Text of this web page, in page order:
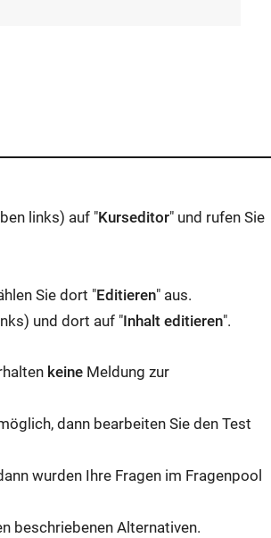
links) auf "Kurseditor" und rufen Sie
Sie dort "Editieren" aus.
und dort auf "Inhalt editieren".
keine Meldung zur
dann bearbeiten Sie den Test
wurden Ihre Fragen im Fragenpool
beschriebenen Alternativen.